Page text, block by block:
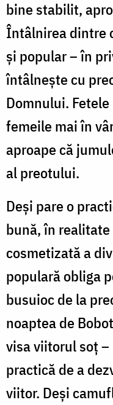
bine stabilit,
Întâlnirea dintre
și popular – în
întâlnește cu
Domnului.
femeile mai în
aproape că
al preotului.
Deși pare o
bună, în
cosmetizată a
populară obliga
busuioc de la
noaptea de
visa viitorul soț
practică de a
viitor. Deși